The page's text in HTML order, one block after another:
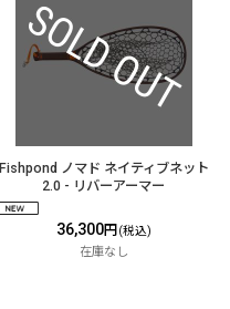
Fishpond ノマド ネイティブネット
2.0 - リバーアーマー
36,300円 (税込)
在庫なし